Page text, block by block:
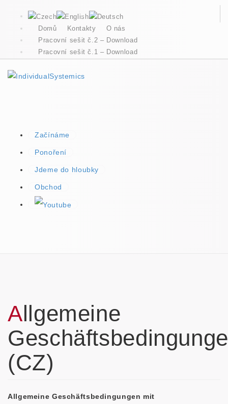
Domů Kontakty
O nás
Pracovní sešit č.2 – Download
Pracovní sešit č.1 – Download
Začínáme
Ponoření
Jdeme do hloubky
Obchod
Allgemeine
(CZ)
Allgemeine Geschäftsbedingungen mit